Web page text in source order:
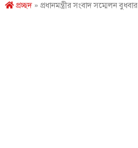
প্রচ্ছদ» প্রধানমন্ত্রীর সংবাদ সম্মেলন বুধবার